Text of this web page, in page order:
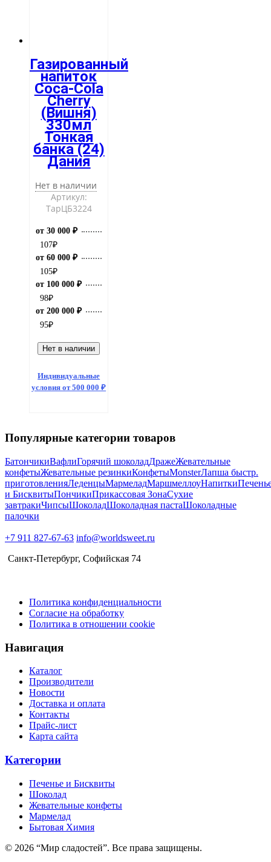
Газированный
напиток
Coca-Cola
Cherry
(Вишня)
330мл
Тонкая
банка (24)
Дания
Нет в наличии
Артикул:
ТарЦБ3224
от 30 000 ₽
107₽
от 60 000 ₽
105₽
от 100 000 ₽
98₽
от 200 000 ₽
95₽
Нет в наличии
Индивидуальные
условия от 500 000 ₽
Популярные категории товаров
БатончикиВафлиГорячий шоколадДражеЖевательные
конфетыЖевательные резинкиКонфетыMonsterЛапша быстр.
приготовленияЛеденцыМармеладМаршмеллоуНапитки
и БисквитыПончикиПрикассовая ЗонаСухие
завтракиЧипсыШоколадШоколадная пастаШоколадные
палочки
+7 911 827-67-63 info@worldsweet.ru
Санкт-Петербург​, Софийская 74
Политика конфиденциальности
Согласие на обработку
Политика в отношении cookie
Навигация
Каталог
Производители
Новости
Доставка и оплата
Контакты
Прайс-лист
Карта сайта
Категории
Печенье и Бисквиты
Шоколад
Жевательные конфеты
Мармелад
Бытовая Химия
© 2026 “Мир сладостей”. Все права защищены.